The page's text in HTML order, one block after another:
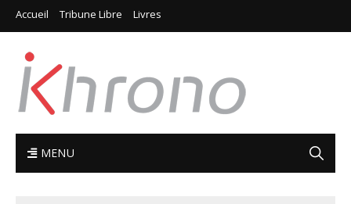
Accueil Tribune Libre Livres
MENU